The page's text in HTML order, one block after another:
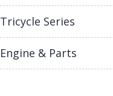
Tricycle Series
Engine & Parts